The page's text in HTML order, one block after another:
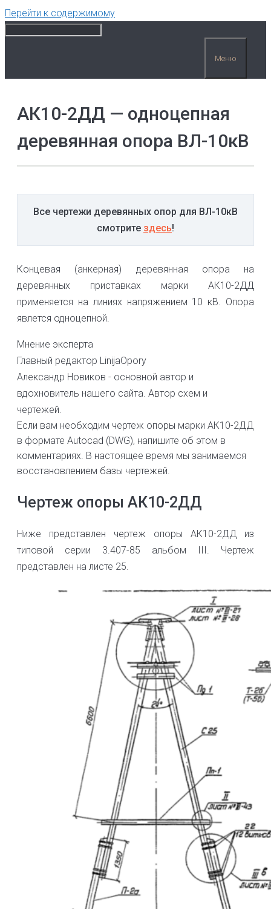
Перейти к содержимому
Меню
АК10-2ДД — одноцепная
деревянная опора ВЛ-10кВ
Все чертежи деревянных опор для ВЛ-10кВ
смотрите здесь!
Концевая (анкерная) деревянная опора на
деревянных приставках марки АК10-2ДД
применяется на линиях напряжением 10 кВ. Опора
явлется одноцепной.
Мнение эксперта
Главный редактор LinijaOpory
Александр Новиков - основной автор и
вдохновитель нашего сайта. Автор схем и
чертежей.
Если вам необходим чертеж опоры марки АК10-2ДД
в формате Autocad (DWG), напишите об этом в
комментариях. В настоящее время мы занимаемся
восстановлением базы чертежей.
Чертеж опоры АК10-2ДД
Ниже представлен чертеж опоры АК10-2ДД из
типовой серии 3.407-85 альбом III. Чертеж
представлен на листе 25.